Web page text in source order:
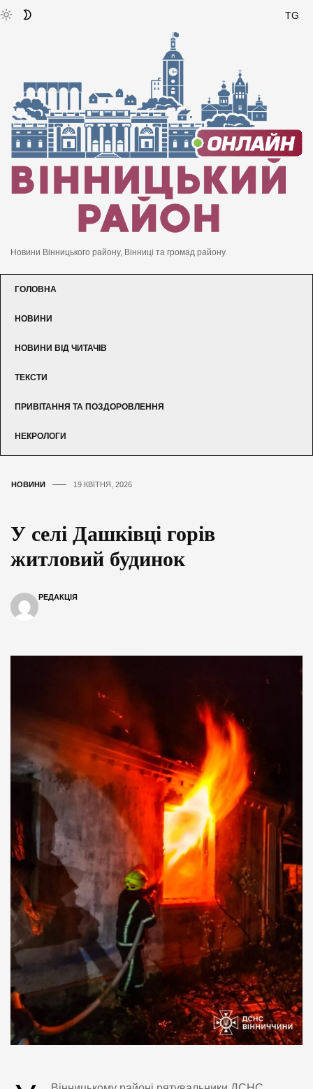
TG
Новини Вінницького району, Вінниці та громад району
ГОЛОВНА
НОВИНИ
НОВИНИ ВІД ЧИТАЧІВ
ТЕКСТИ
ПРИВІТАННЯ ТА ПОЗДОРОВЛЕННЯ
НЕКРОЛОГИ
НОВИНИ 19 КВІТНЯ, 2026
У селі Дашківці горів
житловий будинок
РЕДАКЦІЯ